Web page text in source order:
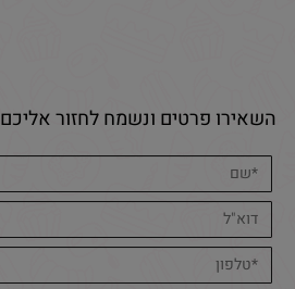
השאירו פרטים ונשמח לחזור